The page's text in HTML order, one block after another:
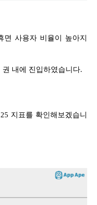
면 사용자 비율이 높아지
권 내에 진입하였습니다.
지표를 확인해보겠습니